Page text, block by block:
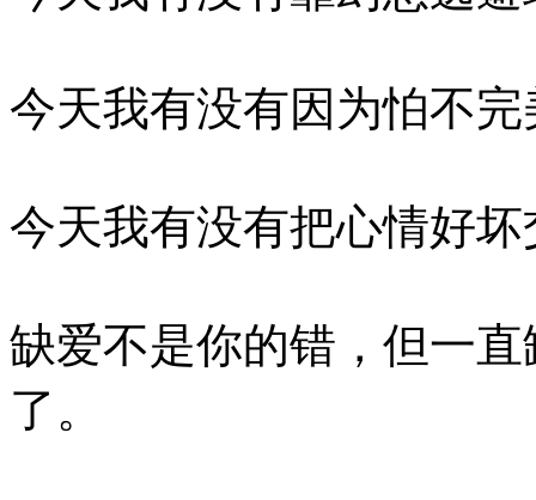
今天我有没有因为怕不
今天我有没有把心情好
缺爱不是你的错，但一
了。